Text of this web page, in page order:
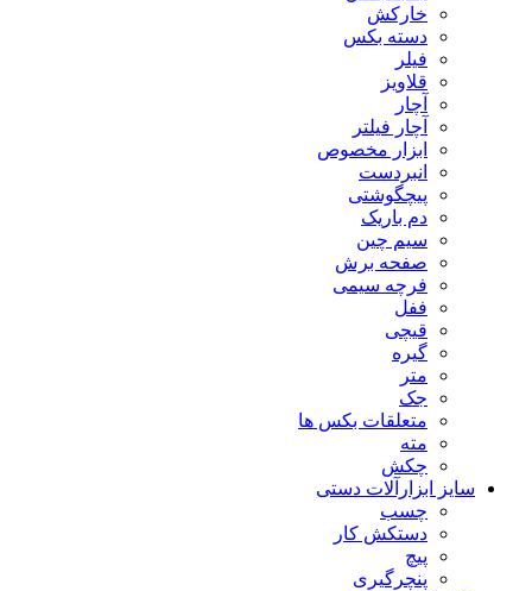
خارکش
دسته بکس
فیلر
قلاویز
آچار
آچار فیلتر
ابزار مخصوص
انبردست
پیچگوشتی
دم باریک
سیم چین
صفحه برش
فرچه سیمی
ففل
قیچی
گیره
متر
جک
متعلقات بکس ها
مته
چکش
سایز ابزارآلات دستی
چسب
دستکش کار
پیچ
پنچرگیری